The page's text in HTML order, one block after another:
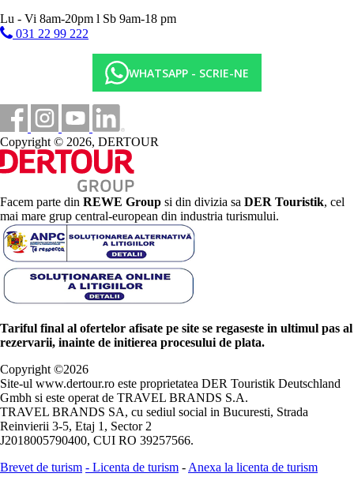
Lu - Vi 8am-20pm l Sb 9am-18 pm
031 22 99 222
WHATSAPP - SCRIE-NE
Copyright © 2026, DERTOUR
Facem parte din REWE Group si din divizia sa DER Touristik, cel
mai mare grup central-european din industria turismului.
Tariful final al ofertelor afisate pe site se regaseste in ultimul pas al
rezervarii, inainte de initierea procesului de plata.
Copyright ©2026
Site-ul www.dertour.ro este proprietatea DER Touristik Deutschland
Gmbh si este operat de TRAVEL BRANDS S.A.
TRAVEL BRANDS SA, cu sediul social in Bucuresti, Strada
Reinvierii 3-5, Etaj 1, Sector 2
J2018005790400, CUI RO 39257566.
Brevet de turism - Licenta de turism - Anexa la licenta de turism